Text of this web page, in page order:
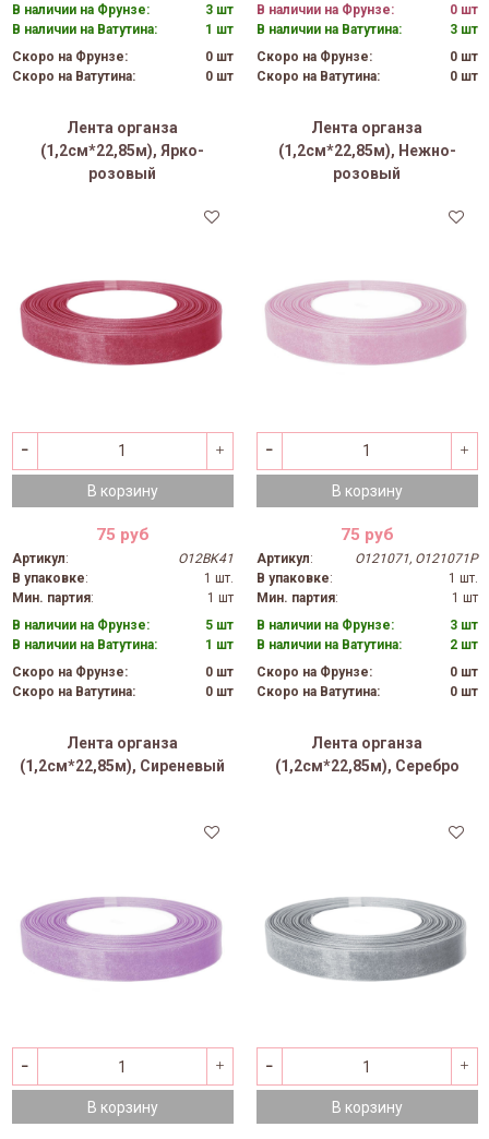
В наличии на Фрунзе:
3 шт
В наличии на Ватутина:
1 шт
Скоро на Фрунзе:
0 шт
Скоро на Ватутина:
0 шт
В наличии на Фрунзе:
0 шт
В наличии на Ватутина:
3 шт
Скоро на Фрунзе:
0 шт
Скоро на Ватутина:
0 шт
Лента органза
(1,2см*22,85м), Ярко-
розовый
В корзину
75 руб
Артикул:
O12BK41
В упаковке:
1 шт.
Мин. партия:
1 шт
В наличии на Фрунзе:
5 шт
В наличии на Ватутина:
1 шт
Скоро на Фрунзе:
0 шт
Скоро на Ватутина:
0 шт
Лента органза
(1,2см*22,85м), Нежно-
розовый
В корзину
75 руб
Артикул:
O121071, O121071P
В упаковке:
1 шт.
Мин. партия:
1 шт
В наличии на Фрунзе:
3 шт
В наличии на Ватутина:
2 шт
Скоро на Фрунзе:
0 шт
Скоро на Ватутина:
0 шт
Лента органза
(1,2см*22,85м), Сиреневый
В корзину
Лента органза
(1,2см*22,85м), Серебро
В корзину